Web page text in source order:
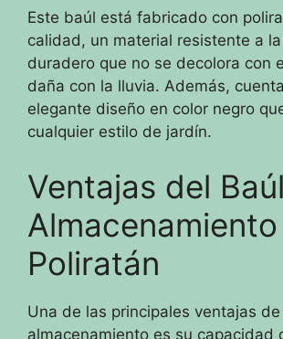
Este baúl está fabricado con
calidad, un material resistente a
duradero que no se decolora con
daña con la lluvia. Además,
elegante diseño en color negro
cualquier estilo de jardín.
Ventajas del
Poliratán
Una de las principales ventajas
almacenamiento es su capacidad